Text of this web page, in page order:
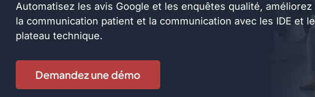
Automatisez les avis Google et les enquêtes qualité, améliorez
la communication patient et la communication avec les IDE et le
plateau technique.
Demandez une démo